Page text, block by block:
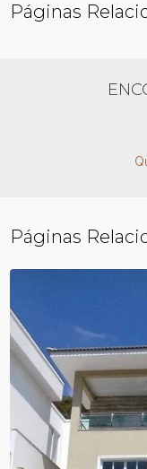
Páginas
Páginas